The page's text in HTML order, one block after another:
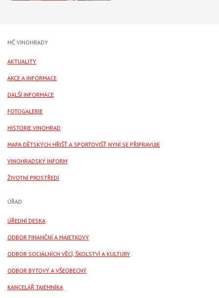
MČ VINOHRADY
AKTUALITY
AKCE A INFORMACE
DALŠÍ INFORMACE
FOTOGALERIE
HISTORIE VINOHRAD
MAPA DĚTSKÝCH HŘIŠŤ A SPORTOVIŠŤ NYNÍ SE PŘIPRAVUJE
VINOHRADSKÝ INFORM
ŽIVOTNÍ PROSTŘEDÍ
ÚŘAD
ÚŘEDNÍ DESKA
ODBOR FINANČNÍ A MAJETKOVÝ
ODBOR SOCIÁLNÍCH VĚCÍ, ŠKOLSTVÍ A KULTURY
ODBOR BYTOVÝ A VŠEOBECNÝ
KANCELÁŘ TAJEMNÍKA